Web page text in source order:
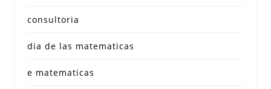
consultoria
dia de las matematicas
e matematicas